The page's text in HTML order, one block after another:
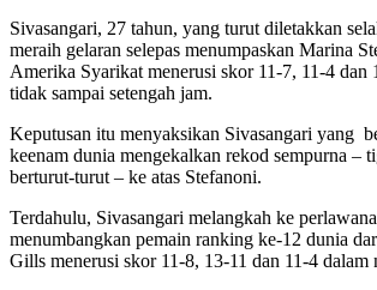
Sivasangari, 27 tahun, yang turut diletakkan
meraih gelaran selepas menumpaskan Marina
Amerika Syarikat menerusi skor 11-7, 11-4 dan
tidak sampai setengah jam.
Keputusan itu menyaksikan Sivasangari yang
keenam dunia mengekalkan rekod sempurna –
berturut-turut – ke atas Stefanoni.
Terdahulu, Sivasangari melangkah ke
menumbangkan pemain ranking ke-12 dunia
Gills menerusi skor 11-8, 13-11 dan 11-4 dalam